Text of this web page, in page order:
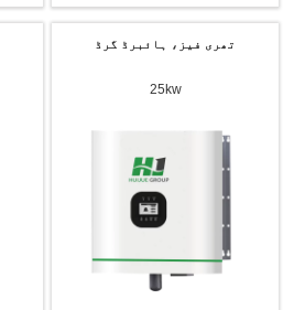
تھری فیز، ہائبرڈ گرڈ
25kw